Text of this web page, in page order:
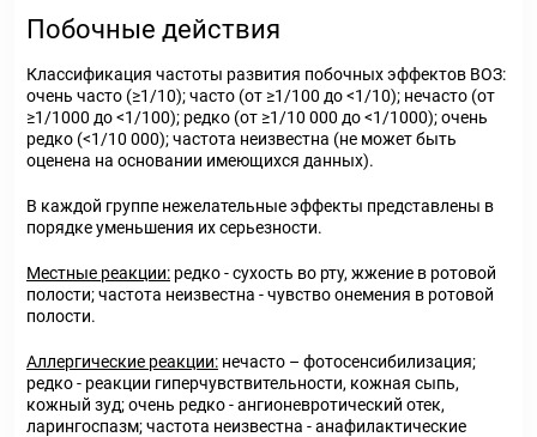
Побочные действия
Классификация частоты развития побочных эффектов ВОЗ:
очень часто (≥1/10); часто (от ≥1/100 до <1/10); нечасто (от
≥1/1000 до <1/100); редко (от ≥1/10 000 до <1/1000); очень
редко (<1/10 000); частота неизвестна (не может быть
оценена на основании имеющихся данных).
В каждой группе нежелательные эффекты представлены в
порядке уменьшения их серьезности.
Местные реакции: редко - сухость во рту, жжение в ротовой
полости; частота неизвестна - чувство онемения в ротовой
полости.
Аллергические реакции: нечасто – фотосенсибилизация;
редко - реакции гиперчувствительности, кожная сыпь,
кожный зуд; очень редко - ангионевротический отек,
ларингоспазм; частота неизвестна - анафилактические